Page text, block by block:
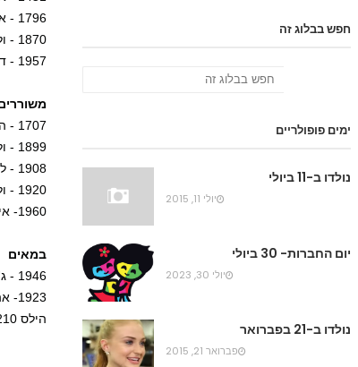
1796 - אדולף כרמיה, מדינאי צרפתי יהודי (נפטר ב-1880)
1870 - ולדימיר איליץ' לנין, מייסד ברית המועצות (נפטר ב-1924)
1957 - דונלד טוסק, ראש ממשלת פולין
1707 - הנרי פילדינג, סופר ומחזאי בריטי (נפטר ב-1754)
1899 - ולדימיר נבוקוב, סופר רוסי (נפטר ב-1977)
1908 - לואיס ל'אמור, סופר אמריקאי פורה (נפטר ב-1988)
1920 - ולרי פטרוב, תסריטאי מחזאי, סופר ילדים, ומשורר בולגרי ממוצא יהודי (נפטר ב-2014)
1960- אילן שיינפלד, משורר, סופר ישראלי ואיש יחסי ציבור
במאים
1946 - ג'ון ווטרס, במאי קולנוע אמריקאי
הילס 90210, ספינת האהבה, שושלת, טווין פיקס ועוד) נפטר ב-23 ביוני 2006
חפש בבלוג זה
ימים פופולריים
נולדו ב-11 ביולי
יולי 11, 2015
יום החברות- 30 ביולי
יולי 30, 2023
נולדו ב-21 בפברואר
פברואר 21, 2015